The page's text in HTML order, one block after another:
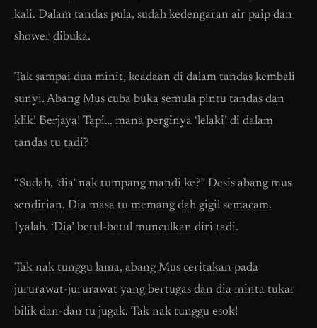
kali. Dalam tandas pula, sudah kedengaran air paip dan
shower dibuka.
Tak sampai dua minit, keadaan di dalam tandas kembali
sunyi. Abang Mus cuba buka semula pintu tandas dan
klik! Berjaya! Tapi… mana perginya ‘lelaki’ di dalam
tandas tu tadi?
“Sudah, ‘dia’ nak tumpang mandi ke?” Desis abang mus
sendirian. Dia masa tu memang dah gigil semacam.
Iyalah. ‘Dia’ betul-betul munculkan diri tadi.
Tak nak tunggu lama, abang Mus ceritakan pada
jururawat-jururawat yang bertugas dan dia minta tukar
bilik dan-dan tu jugak. Tak nak tunggu esok!